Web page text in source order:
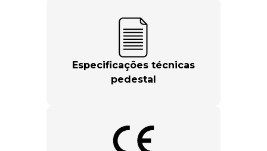
Especificações técnicas
pedestal